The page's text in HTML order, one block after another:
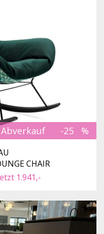
Abverkauf -25
CHAIR
1.941,-